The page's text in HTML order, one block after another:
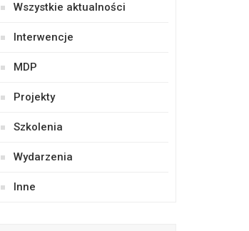
Wszystkie aktualności
Interwencje
MDP
Projekty
Szkolenia
Wydarzenia
Inne